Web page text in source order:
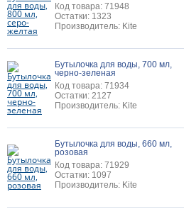
Код товара: 71948
Остатки: 1323
Производитель: Kite
Бутылочка для воды, 700 мл,
черно-зеленая
Код товара: 71934
Остатки: 2127
Производитель: Kite
Бутылочка для воды, 660 мл,
розовая
Код товара: 71929
Остатки: 1097
Производитель: Kite